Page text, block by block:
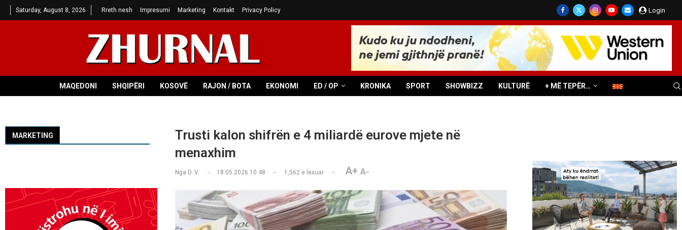
Saturday, August 8, 2026 Rreth nesh Impresumi Marketing Kontakt Privacy Policy Login
MAQEDONI SHQIPËRI KOSOVË RAJON / BOTA EKONOMI ED / OP KRONIKA SPORT SHOWBIZZ KULTURË + MË TEPËR…
Trusti kalon shifrën e 4 miliardë eurove mjete në
menaxhim
Nga D. V. 18.05.2026 10:48 1,562e lexuar A+ A-
MARKETING